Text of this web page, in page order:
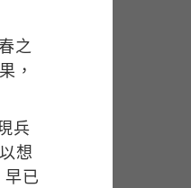
之
，
兵
想
已